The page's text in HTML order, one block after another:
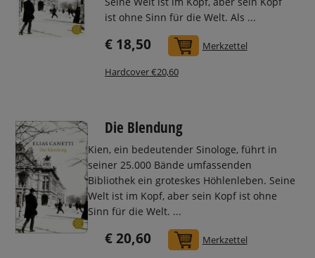
ist ohne Sinn für die Welt. Als ...
€ 18,50 In den Warenkorb
Merkzettel
Hardcover €20,60
Die Blendung
Kien, ein bedeutender Sinologe, führt in
seiner 25.000 Bände umfassenden
Bibliothek ein groteskes Höhlenleben. Seine
Welt ist im Kopf, aber sein Kopf ist ohne
Sinn für die Welt. ...
€ 20,60 In den Warenkorb
Merkzettel